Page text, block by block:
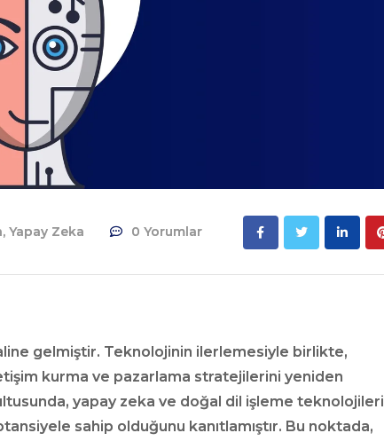
, Yapay Zeka 0 Yorumlar
gelmiştir. Teknolojinin ilerlemesiyle birlikte,
kurma ve pazarlama stratejilerini yeniden
yapay zeka ve doğal dil işleme teknolojileri
sahip olduğunu kanıtlamıştır. Bu noktada,